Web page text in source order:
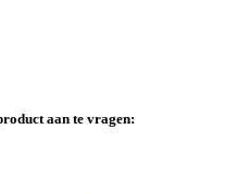
aan te vragen: